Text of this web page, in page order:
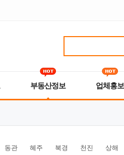
부동산정보 업체홍보
동관 혜주 북경 천진 상해